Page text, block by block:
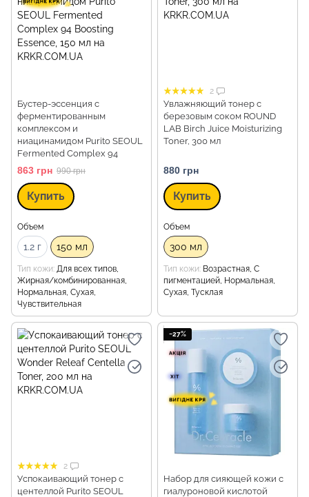
Бустер-эссенция с
ферментированным
комплексом и
ниацинамидом Purito SEOUL
Fermented Complex 94
Boosting Essence, 150 мл
863 грн 990 грн
Купить
Объем
1.2 г 150 мл
Тип кожи Для всех типов,
Жирная/комбинированная,
Нормальная, Сухая,
Чувствительная
2
Увлажняющий тонер с
березовым соком ROUND
LAB Birch Juice Moisturizing
Toner, 300 мл
880 грн
Купить
Объем
300 мл
Тип кожи Возрастная, С
пигментацией, Нормальная,
Сухая, Тусклая
2
Успокаивающий тонер с
центеллой Purito SEOUL
−27%
Набор для сияющей кожи с
гиалуроновой кислотой